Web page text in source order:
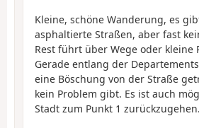
Kleine, schöne Wanderung, es
asphaltierte Straßen, aber fast
Rest führt über Wege oder kleine
Gerade entlang der
eine Böschung von der Straße
kein Problem gibt. Es ist auch
Stadt zum Punkt 1 zurückzugehen.